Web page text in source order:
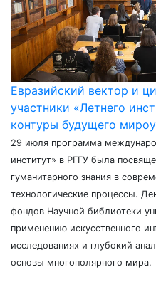
Евразийский вектор и
участники «Летнего
контуры будущего
29 июля программа
институт» в РГГУ была
гуманитарного знания в
технологические процессы.
фондов Научной библиотеки
применению искусственного
исследованиях и глубокий
основы многополярного мира.